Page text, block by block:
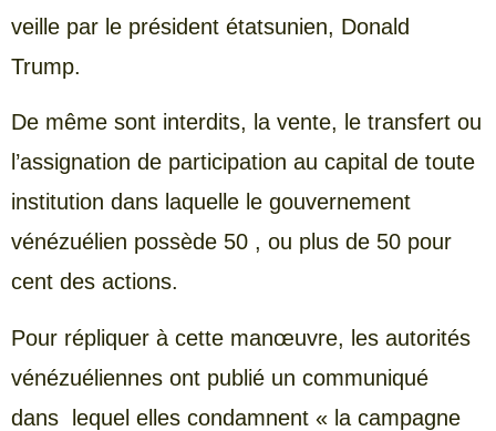
veille par le président étatsunien, Donald
Trump.
De même sont interdits, la vente, le transfert ou
l’assignation de participation au capital de toute
institution dans laquelle le gouvernement
vénézuélien possède 50 , ou plus de 50 pour
cent des actions.
Pour répliquer à cette manœuvre, les autorités
vénézuéliennes ont publié un communiqué
dans lequel elles condamnent « la campagne